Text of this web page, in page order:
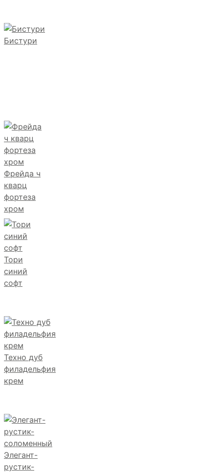
Бистури
Фрейда ч
кварц
фортеза
хром
Тори
синий
софт
Техно дуб
филадельфия
крем
Элегант-
рустик-